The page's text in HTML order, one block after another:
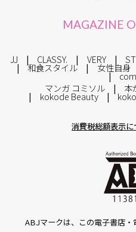
MAGAZINE
JJ CLASSY. VERY
和食スタイル 女性自身
マンガ コミソル
本
kokode Beauty
消費税総額表示
ABJマークは、この電子書店